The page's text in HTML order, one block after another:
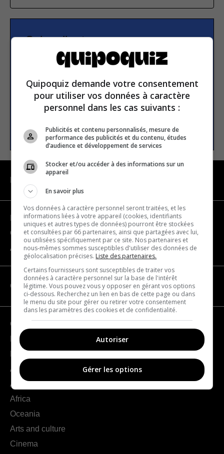
Subscribe to our
newsletter
Email address
SUBSCRIBE
Become a partner
Contact us
About us
CATEGORIES
Geography
France
Americas
Asia
Africa
Oceania
Arts and culture
Cinema
Quipoquiz demande votre consentement
pour utiliser vos données à caractère
personnel dans les cas suivants :
Publicités et contenu personnalisés, mesure de
performance des publicités et du contenu, études
d’audience et développement de services
Stocker et/ou accéder à des informations sur un
appareil
En savoir plus
Vos données à caractère personnel seront traitées, et les
informations liées à votre appareil (cookies, identifiants
uniques et autres types de données) pourront être stockées
et consultées par 66 partenaires, ainsi que partagées avec lui,
ou utilisées spécifiquement par ce site. Nos partenaires et
nous-mêmes sommes susceptibles d'utiliser des données de
géolocalisation précises. Liste des partenaires.
Certains fournisseurs sont susceptibles de traiter vos
données à caractère personnel sur la base de l'intérêt
légitime. Vous pouvez vous y opposer en gérant vos options
ci-dessous. Recherchez un lien en bas de cette page ou dans
le menu du site pour gérer ou retirer votre consentement
dans les paramètres des cookies et de confidentialité.
Autoriser
Gérer les options